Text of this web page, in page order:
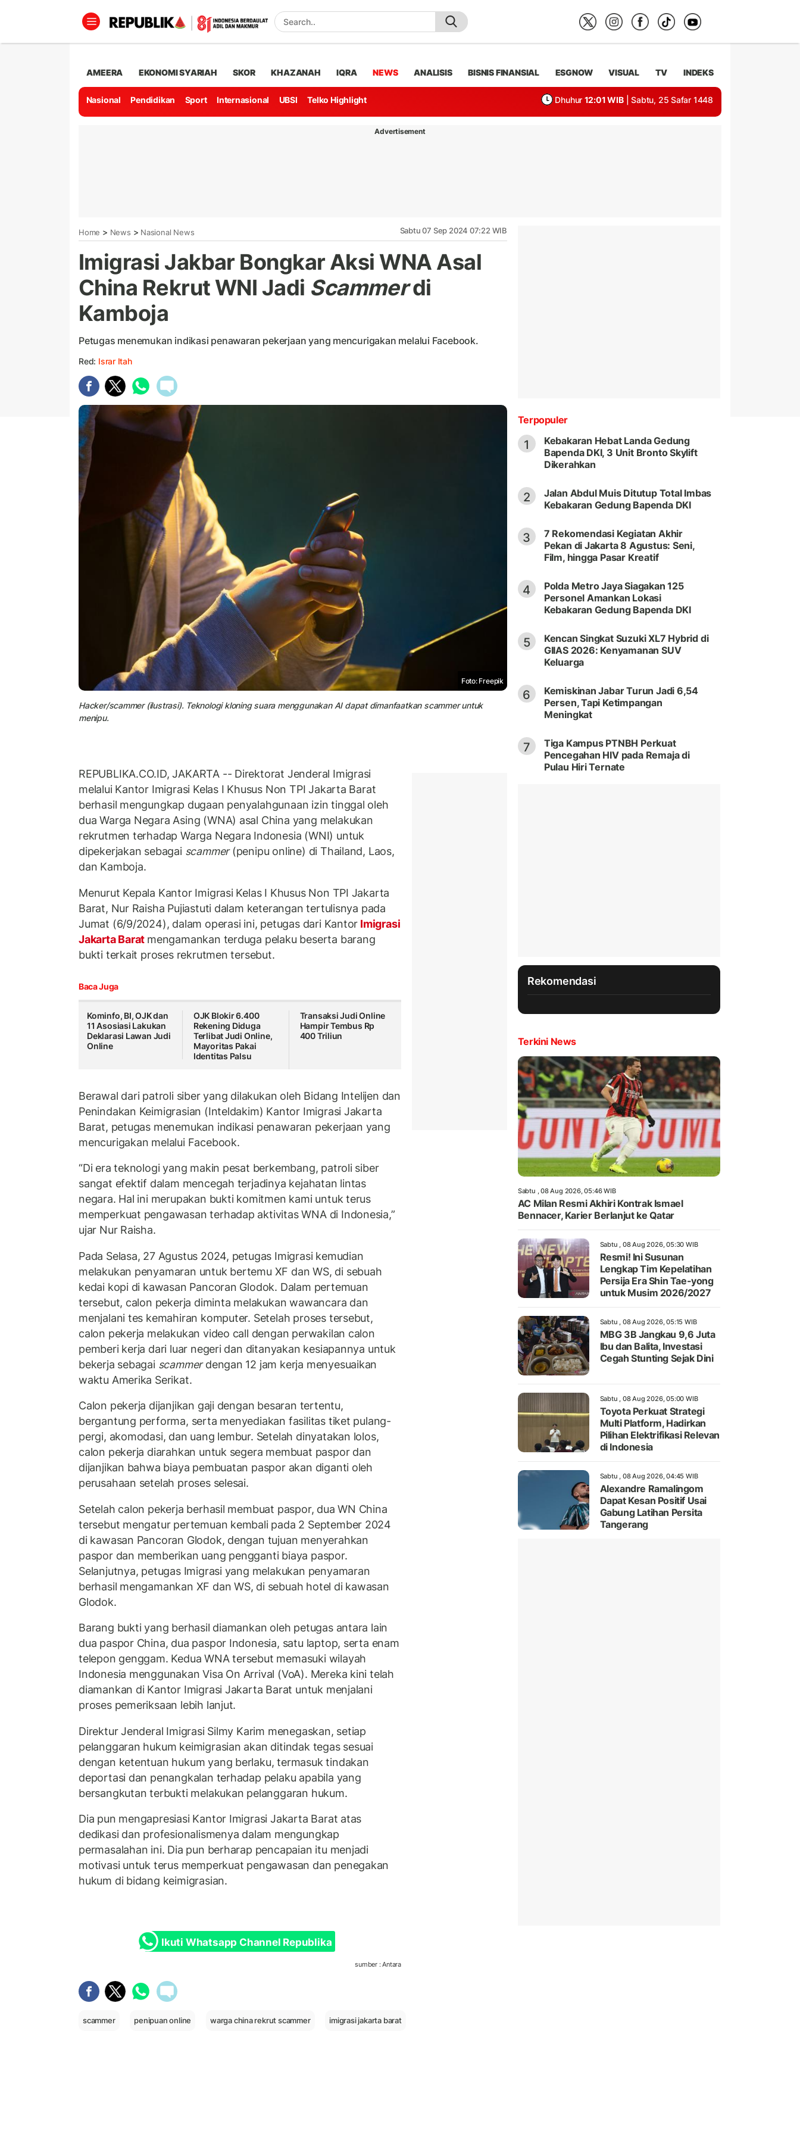
AMEERA EKONOMI SYARIAH SKOR KHAZANAH IQRA NEWS ANALISIS BISNIS FINANSIAL ESGNOW VISUAL TV INDEKS
Nasional Pendidikan Sport Internasional UBSI Telko Highlight Dhuhur 12:01 WIB | Sabtu, 25 Safar 1448
Advertisement
Home > News > Nasional News Sabtu 07 Sep 2024 07:22 WIB
Imigrasi Jakbar Bongkar Aksi WNA Asal
China Rekrut WNI Jadi Scammerdi
Kamboja
Petugas menemukan indikasi penawaran pekerjaan yang mencurigakan melalui Facebook.
Red: Israr Itah
Foto: Freepik
Hacker/scammer (ilustrasi). Teknologi kloning suara menggunakan AI dapat dimanfaatkan scammer untuk
menipu.
REPUBLIKA.CO.ID, JAKARTA -- Direktorat Jenderal Imigrasi
melalui Kantor Imigrasi Kelas I Khusus Non TPI Jakarta Barat
berhasil mengungkap dugaan penyalahgunaan izin tinggal oleh
dua Warga Negara Asing (WNA) asal China yang melakukan
rekrutmen terhadap Warga Negara Indonesia (WNI) untuk
dipekerjakan sebagai scammer(penipu online) di Thailand, Laos,
dan Kamboja.
Menurut Kepala Kantor Imigrasi Kelas I Khusus Non TPI Jakarta
Barat, Nur Raisha Pujiastuti dalam keterangan tertulisnya pada
Jumat (6/9/2024), dalam operasi ini, petugas dari Kantor Imigrasi
Jakarta Barat mengamankan terduga pelaku beserta barang
bukti terkait proses rekrutmen tersebut.
Baca Juga
Kominfo, BI, OJK dan
11 Asosiasi Lakukan
Deklarasi Lawan Judi
Online
OJK Blokir 6.400
Rekening Diduga
Terlibat Judi Online,
Mayoritas Pakai
Identitas Palsu
Transaksi Judi Online
Hampir Tembus Rp
400 Triliun
Berawal dari patroli siber yang dilakukan oleh Bidang Intelijen dan
Penindakan Keimigrasian (Inteldakim) Kantor Imigrasi Jakarta
Barat, petugas menemukan indikasi penawaran pekerjaan yang
mencurigakan melalui Facebook.
“Di era teknologi yang makin pesat berkembang, patroli siber
sangat efektif dalam mencegah terjadinya kejahatan lintas
negara. Hal ini merupakan bukti komitmen kami untuk terus
memperkuat pengawasan terhadap aktivitas WNA di Indonesia,”
ujar Nur Raisha.
Pada Selasa, 27 Agustus 2024, petugas Imigrasi kemudian
melakukan penyamaran untuk bertemu XF dan WS, di sebuah
kedai kopi di kawasan Pancoran Glodok. Dalam pertemuan
tersebut, calon pekerja diminta melakukan wawancara dan
menjalani tes kemahiran komputer. Setelah proses tersebut,
calon pekerja melakukan video call dengan perwakilan calon
pemberi kerja dari luar negeri dan ditanyakan kesiapannya untuk
bekerja sebagai scammerdengan 12 jam kerja menyesuaikan
waktu Amerika Serikat.
Calon pekerja dijanjikan gaji dengan besaran tertentu,
bergantung performa, serta menyediakan fasilitas tiket pulang-
pergi, akomodasi, dan uang lembur. Setelah dinyatakan lolos,
calon pekerja diarahkan untuk segera membuat paspor dan
dijanjikan bahwa biaya pembuatan paspor akan diganti oleh
perusahaan setelah proses selesai.
Setelah calon pekerja berhasil membuat paspor, dua WN China
tersebut mengatur pertemuan kembali pada 2 September 2024
di kawasan Pancoran Glodok, dengan tujuan menyerahkan
paspor dan memberikan uang pengganti biaya paspor.
Selanjutnya, petugas Imigrasi yang melakukan penyamaran
berhasil mengamankan XF dan WS, di sebuah hotel di kawasan
Glodok.
Barang bukti yang berhasil diamankan oleh petugas antara lain
dua paspor China, dua paspor Indonesia, satu laptop, serta enam
telepon genggam. Kedua WNA tersebut memasuki wilayah
Indonesia menggunakan Visa On Arrival (VoA). Mereka kini telah
diamankan di Kantor Imigrasi Jakarta Barat untuk menjalani
proses pemeriksaan lebih lanjut.
Direktur Jenderal Imigrasi Silmy Karim menegaskan, setiap
pelanggaran hukum keimigrasian akan ditindak tegas sesuai
dengan ketentuan hukum yang berlaku, termasuk tindakan
deportasi dan penangkalan terhadap pelaku apabila yang
bersangkutan terbukti melakukan pelanggaran hukum.
Dia pun mengapresiasi Kantor Imigrasi Jakarta Barat atas
dedikasi dan profesionalismenya dalam mengungkap
permasalahan ini. Dia pun berharap pencapaian itu menjadi
motivasi untuk terus memperkuat pengawasan dan penegakan
hukum di bidang keimigrasian.
Ikuti Whatsapp Channel Republika
sumber : Antara
scammer penipuan online warga china rekrut scammer imigrasi jakarta barat
Terpopuler
1
Kebakaran Hebat Landa Gedung
Bapenda DKI, 3 Unit Bronto Skylift
Dikerahkan
2
Jalan Abdul Muis Ditutup Total Imbas
Kebakaran Gedung Bapenda DKI
3
7 Rekomendasi Kegiatan Akhir
Pekan di Jakarta 8 Agustus: Seni,
Film, hingga Pasar Kreatif
4
Polda Metro Jaya Siagakan 125
Personel Amankan Lokasi
Kebakaran Gedung Bapenda DKI
5
Kencan Singkat Suzuki XL7 Hybrid di
GIIAS 2026: Kenyamanan SUV
Keluarga
6
Kemiskinan Jabar Turun Jadi 6,54
Persen, Tapi Ketimpangan
Meningkat
7
Tiga Kampus PTNBH Perkuat
Pencegahan HIV pada Remaja di
Pulau Hiri Ternate
Rekomendasi
Terkini News
Sabtu , 08 Aug 2026, 05:46 WIB
AC Milan Resmi Akhiri Kontrak Ismael
Bennacer, Karier Berlanjut ke Qatar
Sabtu , 08 Aug 2026, 05:30 WIB
Resmi! Ini Susunan
Lengkap Tim Kepelatihan
Persija Era Shin Tae-yong
untuk Musim 2026/2027
Sabtu , 08 Aug 2026, 05:15 WIB
MBG 3B Jangkau 9,6 Juta
Ibu dan Balita, Investasi
Cegah Stunting Sejak Dini
Sabtu , 08 Aug 2026, 05:00 WIB
Toyota Perkuat Strategi
Multi Platform, Hadirkan
Pilihan Elektrifikasi Relevan
di Indonesia
Sabtu , 08 Aug 2026, 04:45 WIB
Alexandre Ramalingom
Dapat Kesan Positif Usai
Gabung Latihan Persita
Tangerang